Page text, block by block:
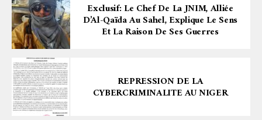
Exclusif: Le Chef De La JNIM, Alliée
D’Al-Qaïda Au Sahel, Explique Le Sens
Et La Raison De Ses Guerres
REPRESSION DE LA
CYBERCRIMINALITE AU NIGER